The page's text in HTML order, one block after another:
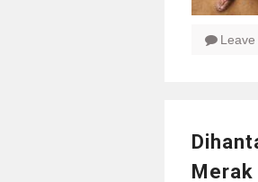
Merak